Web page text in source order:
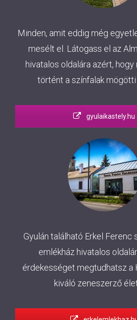
Minden, amit eddig még
mesélt el. Látogass el az
hivatalos oldalára azért,
történt a színfalak mögötti
gyulaikastely.hu
Gyulán található Erkel Ferenc
emlékház hivatalos
érdekességet megtudhatsz a
kiváló zeneszerző